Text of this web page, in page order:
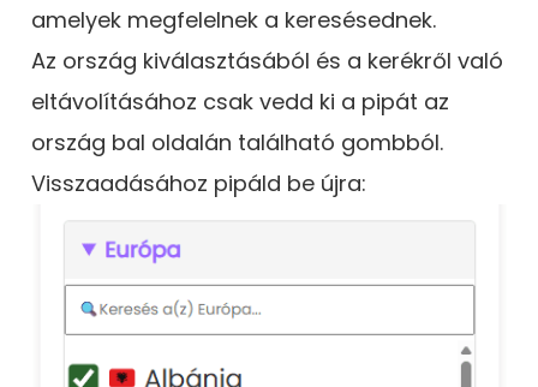
amelyek megfelelnek a keresésednek.
Az ország kiválasztásából és a kerékről való
eltávolításához csak vedd ki a pipát az
ország bal oldalán található gombból.
Visszaadásához pipáld be újra: